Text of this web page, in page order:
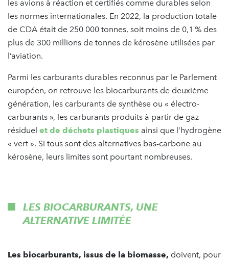
les avions à réaction et certifiés comme durables selon
les normes internationales. En 2022, la production totale
de CDA était de 250 000 tonnes, soit moins de 0,1 % des
plus de 300 millions de tonnes de kérosène utilisées par
l’aviation.
Parmi les carburants durables reconnus par le Parlement
européen, on retrouve les biocarburants de deuxième
génération, les carburants de synthèse ou « électro-
carburants », les carburants produits à partir de gaz
résiduel et de déchets plastiques ainsi que l’hydrogène
« vert ». Si tous sont des alternatives bas-carbone au
kérosène, leurs limites sont pourtant nombreuses.
LES BIOCARBURANTS, UNE
ALTERNATIVE LIMITÉE
Les biocarburants, issus de la biomasse, doivent, pour